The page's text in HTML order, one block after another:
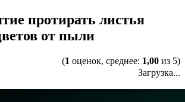
протирать листья
от пыли
(1 оценок, среднее: 1,00 из 5)
Загрузка...